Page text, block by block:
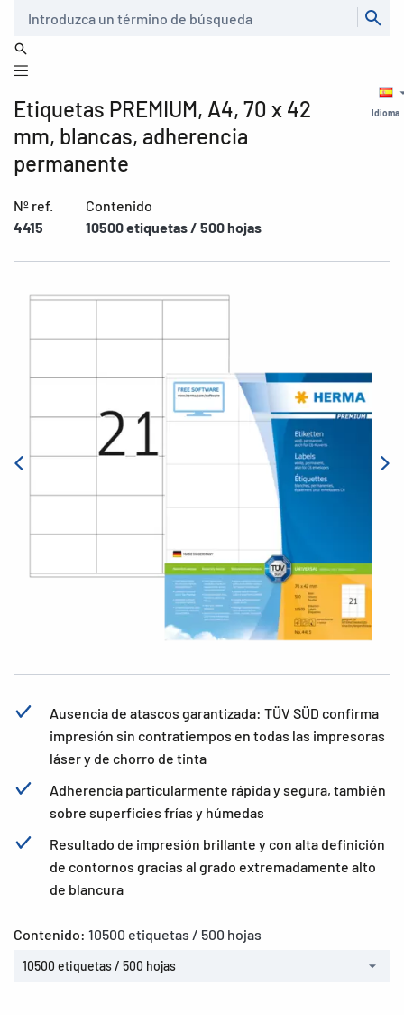
Idioma
Etiquetas PREMIUM, A4, 70 x 42
mm, blancas, adherencia
permanente
Nº ref.
4415
Contenido
10500 etiquetas / 500 hojas
Ausencia de atascos garantizada: TÜV SÜD confirma
impresión sin contratiempos en todas las impresoras
láser y de chorro de tinta
Adherencia particularmente rápida y segura, también
sobre superficies frías y húmedas
Resultado de impresión brillante y con alta definición
de contornos gracias al grado extremadamente alto
de blancura
Contenido: 10500 etiquetas / 500 hojas
10500 etiquetas / 500 hojas